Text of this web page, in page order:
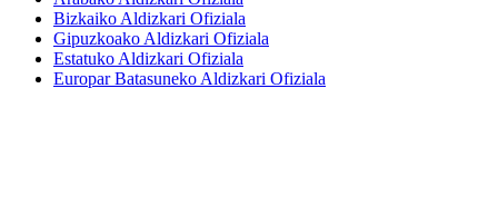
Bizkaiko Aldizkari Ofiziala
Gipuzkoako Aldizkari Ofiziala
Estatuko Aldizkari Ofiziala
Europar Batasuneko Aldizkari Ofiziala